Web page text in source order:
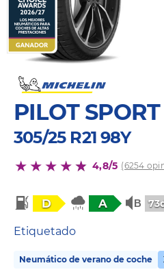
PILOT
305/25 R21 98Y
4,8/5 (6254
D A
Etiquetado
Neumático de verano de coche